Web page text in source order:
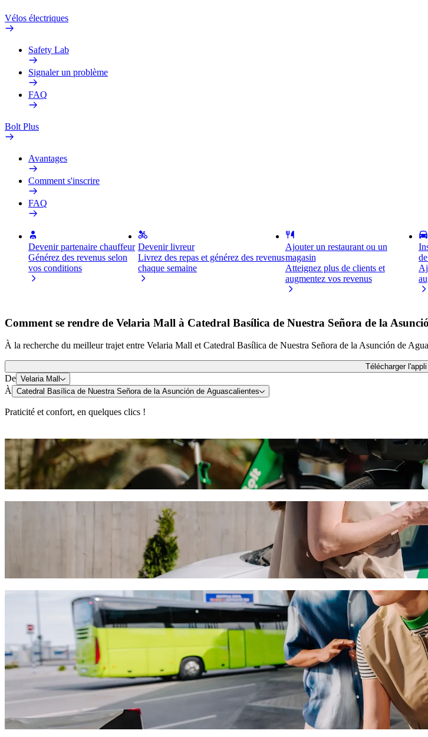
Vélos électriques
Safety Lab
Signaler un problème
FAQ
Bolt Plus
Avantages
Comment s'inscrire
FAQ
Devenir partenaire chauffeur
Générez des revenus selon
vos conditions
Devenir livreur
Livrez des repas et générez des revenus
chaque semaine
Ajouter un restaurant ou un
magasin
Atteignez plus de clients et
augmentez vos revenus
Comment se rendre de Velaria Mall à Catedral Basílica de Nuestra Señora de la
À la recherche du meilleur trajet entre Velaria Mall et Catedral Basílica de Nuestra Señora de la Asunción de
Télécharger l'appli
De Velaria Mall
À Catedral Basílica de Nuestra Señora de la Asunción de Aguascalientes
Praticité et confort, en quelques clics !
Trottinette ou vélo électrique
Déplacez-vous à Aguascalientes à trottinette ou à vélo électrique
Télécharger l'appli Bolt
Déplacez-vous de Velaria Mall à Catedral Basílica de Nuestra
Nous vous recommandons de choisir le transport avec chauffeur Bolt si vous recherchez le meilleur prix pour
prendra environ 11 min et coûtera environ 47,10 $MX MXN. Quel que soit votre besoin, nous trouverons le
Services Bolt pour vous déplacer de Velaria Mall à Catedral Basílica
Beaucoup de bagages ? Réservez nos Vans pouvant accueillir jusqu'à 6 personnes.
Besoin d'arriver avec élégance ? Essayez les voitures premium de Bolt.
Vous voyagez avec des enfants ? Commandez un trajet pratique dans une voiture équipée d'un siège enfant.
Votre animal de compagnie vous accompagne ? Essayez nos trajets acceptant les animaux.
Besoin d'assistance supplémentaire ? Les véhicules de notre catégorie Assistance sont accessibles aux
Des trajets abordables ? Profitez de voitures compactes à petits prix avec la catégorie Economy.
Télécharger l'appli Bolt